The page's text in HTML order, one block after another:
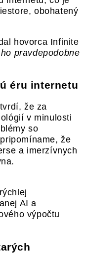
obohatený
hovorca Infinite
pravdepodobne
éru internetu
že za
v minulosti
so
že
a imerzívnych
AI a
výpočtu